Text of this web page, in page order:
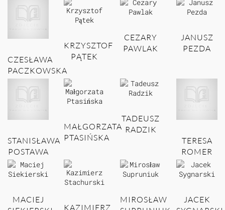
CZESŁAWA
PACZKOWSKA
KRZYSZTOF
PĄTEK
CEZARY
PAWLAK
JANUSZ
PEZDA
STANISŁAWA
POSTAWA
MAŁGORZATA
PTASIŃSKA
TADEUSZ
RADZIK
TERESA
ROMER
MACIEJ
KAZIMIERZ
MIROSŁAW
JACEK